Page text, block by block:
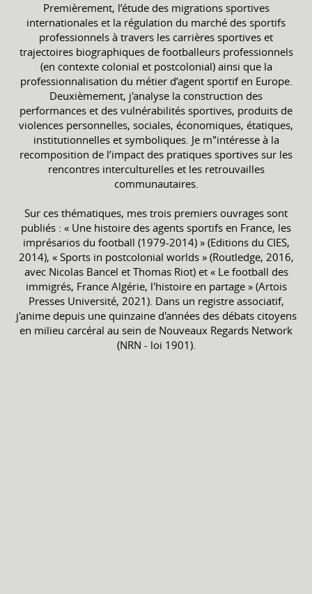
Premièrement, l’étude des migrations sportives
internationales et la régulation du marché des sportifs
professionnels à travers les carrières sportives et
trajectoires biographiques de footballeurs professionnels
(en contexte colonial et postcolonial) ainsi que la
professionnalisation du métier d’agent sportif en Europe.
Deuxièmement, j'analyse la construction des
performances et des vulnérabilités sportives, produits de
violences personnelles, sociales, économiques, étatiques,
institutionnelles et symboliques. Je m'’intéresse à la
recomposition de l’impact des pratiques sportives sur les
rencontres interculturelles et les retrouvailles
communautaires.
Sur ces thématiques, mes trois premiers ouvrages sont
publiés : « Une histoire des agents sportifs en France, les
imprésarios du football (1979-2014) » (Editions du CIES,
2014), « Sports in postcolonial worlds » (Routledge, 2016,
avec Nicolas Bancel et Thomas Riot) et « Le football des
immigrés, France Algérie, l'histoire en partage » (Artois
Presses Université, 2021). Dans un registre associatif,
j'anime depuis une quinzaine d'années des débats citoyens
en milieu carcéral au sein de Nouveaux Regards Network
(NRN - loi 1901).